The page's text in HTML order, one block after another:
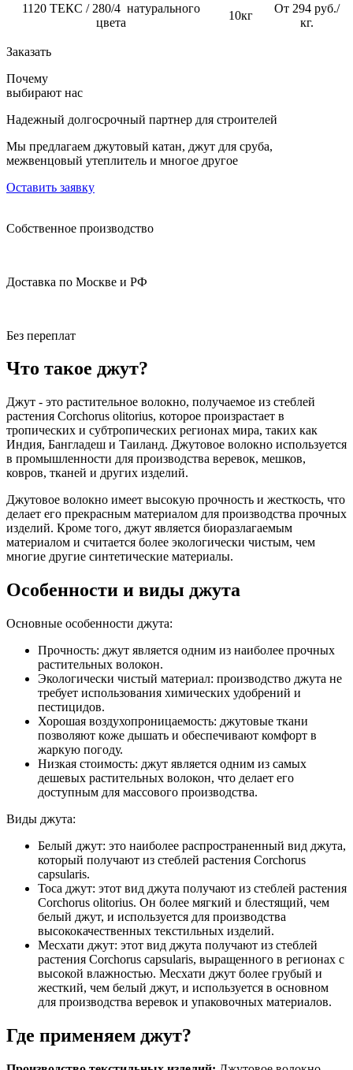
1120 ТЕКС / 280/4 натурального
цвета
10кг
От 294 руб./
кг.
Заказать
Почему
выбирают нас
Надежный долгосрочный партнер для строителей
Мы предлагаем джутовый катан, джут для сруба,
межвенцовый утеплитель и многое другое
Оставить заявку
Собственное производство
Доставка по Москве и РФ
Без переплат
Что такое джут?
Джут - это растительное волокно, получаемое из стеблей
растения Corchorus olitorius, которое произрастает в
тропических и субтропических регионах мира, таких как
Индия, Бангладеш и Таиланд. Джутовое волокно используется
в промышленности для производства веревок, мешков,
ковров, тканей и других изделий.
Джутовое волокно имеет высокую прочность и жесткость, что
делает его прекрасным материалом для производства прочных
изделий. Кроме того, джут является биоразлагаемым
материалом и считается более экологически чистым, чем
многие другие синтетические материалы.
Особенности и виды джута
Основные особенности джута:
Прочность: джут является одним из наиболее прочных
растительных волокон.
Экологически чистый материал: производство джута не
требует использования химических удобрений и
пестицидов.
Хорошая воздухопроницаемость: джутовые ткани
позволяют коже дышать и обеспечивают комфорт в
жаркую погоду.
Низкая стоимость: джут является одним из самых
дешевых растительных волокон, что делает его
доступным для массового производства.
Виды джута:
Белый джут: это наиболее распространенный вид джута,
который получают из стеблей растения Corchorus
capsularis.
Тоса джут: этот вид джута получают из стеблей растения
Corchorus olitorius. Он более мягкий и блестящий, чем
белый джут, и используется для производства
высококачественных текстильных изделий.
Месхати джут: этот вид джута получают из стеблей
растения Corchorus capsularis, выращенного в регионах с
высокой влажностью. Месхати джут более грубый и
жесткий, чем белый джут, и используется в основном
для производства веревок и упаковочных материалов.
Где применяем джут?